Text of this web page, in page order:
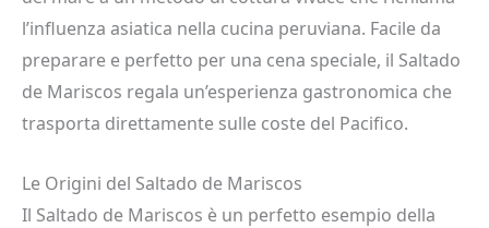
l’influenza asiatica nella cucina peruviana. Facile da
preparare e perfetto per una cena speciale, il Saltado
de Mariscos regala un’esperienza gastronomica che
trasporta direttamente sulle coste del Pacifico.
Le Origini del Saltado de Mariscos
Il Saltado de Mariscos è un perfetto esempio della